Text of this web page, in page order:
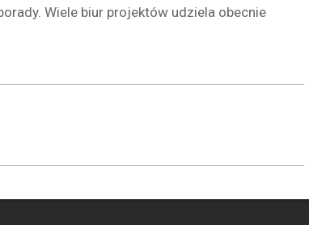
Wiele biur projektów udziela obecnie